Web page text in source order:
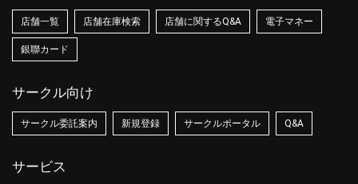
店舗一覧 店舗在庫検索 店舗に関するQ&A 電子マネー
銀聯カード
サークル向け
サークル委託案内 新規登録 サークルポータル Q&A
サービス